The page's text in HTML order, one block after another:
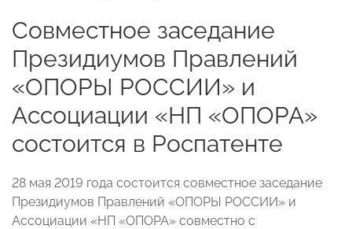
Совместное заседание
Президиумов Правлений
«ОПОРЫ РОССИИ» и
Ассоциации «НП «ОПОРА»
состоится в Роспатенте
28 мая 2019 года состоится совместное заседание
Президиумов Правлений «ОПОРЫ РОССИИ» и
Ассоциации «НП «ОПОРА» совместно с